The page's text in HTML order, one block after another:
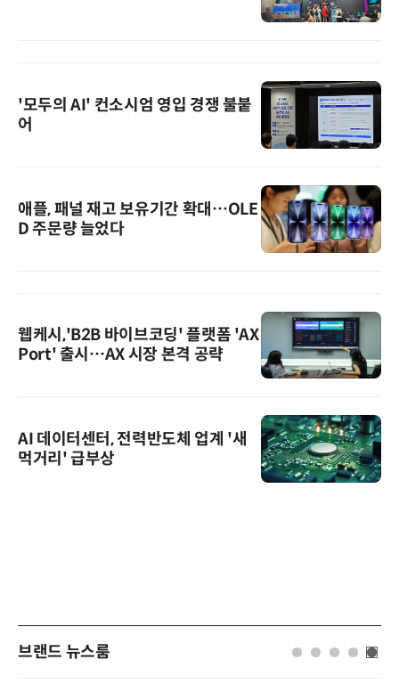
'모두의 AI' 컨소시엄 영입 경쟁 불붙
어
애플, 패널 재고 보유기간 확대…OLE
D 주문량 늘었다
웹케시,'B2B 바이브코딩' 플랫폼 'AX
Port' 출시…AX 시장 본격 공략
AI 데이터센터, 전력반도체 업계 '새
먹거리' 급부상
브랜드 뉴스룸